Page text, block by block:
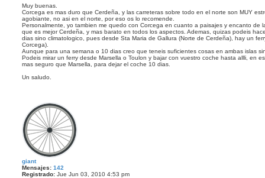
rn
s
a
j
e
Muy buenas.
Corcega es mas duro que Cerdeña, y las carreteras sobre todo en el norte son MUY
agobiante, no asi en el norte, por eso os lo recomende.
Personalmente, yo tambien me quedo con Corcega en cuanto a paisajes y encanto de
que es mejor Cerdeña, y mas barato en todos los aspectos. Ademas, quizas podeis
dias sino climatologico, pues desde Sta Maria de Gallura (Norte de Cerdeña), hay un
Corcega).
Aunque para una semana o 10 dias creo que teneis suficientes cosas en ambas islas
Podeis mirar un ferry desde Marsella o Toulon y bajar con vuestro coche hasta allli, en
mas seguro que Marsella, para dejar el coche 10 dias.
Un saludo.
giant
Mensajes: 142
Registrado: Jue Jun 03, 2010 4:53 pm